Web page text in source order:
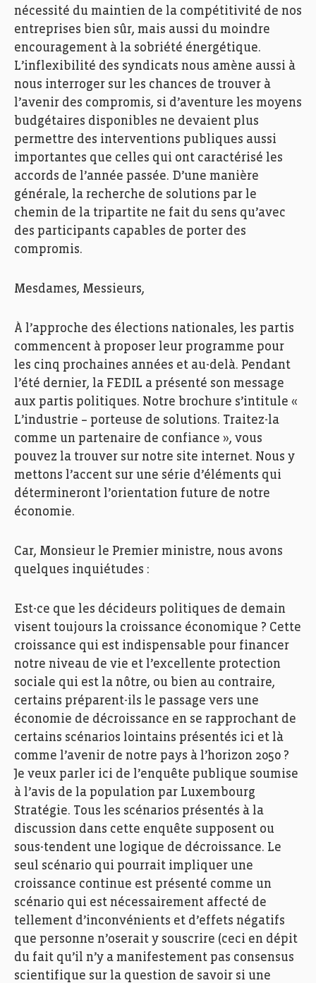
nécessité du maintien de la compétitivité de nos
entreprises bien sûr, mais aussi du moindre
encouragement à la sobriété énergétique.
L’inflexibilité des syndicats nous amène aussi à
nous interroger sur les chances de trouver à
l’avenir des compromis, si d’aventure les moyens
budgétaires disponibles ne devaient plus
permettre des interventions publiques aussi
importantes que celles qui ont caractérisé les
accords de l’année passée. D’une manière
générale, la recherche de solutions par le
chemin de la tripartite ne fait du sens qu’avec
des participants capables de porter des
compromis.
Mesdames, Messieurs,
À l’approche des élections nationales, les partis
commencent à proposer leur programme pour
les cinq prochaines années et au-delà. Pendant
l’été dernier, la FEDIL a présenté son message
aux partis politiques. Notre brochure s’intitule «
L’industrie – porteuse de solutions. Traitez-la
comme un partenaire de confiance », vous
pouvez la trouver sur notre site internet. Nous y
mettons l’accent sur une série d’éléments qui
détermineront l’orientation future de notre
économie.
Car, Monsieur le Premier ministre, nous avons
quelques inquiétudes :
Est-ce que les décideurs politiques de demain
visent toujours la croissance économique ? Cette
croissance qui est indispensable pour financer
notre niveau de vie et l’excellente protection
sociale qui est la nôtre, ou bien au contraire,
certains préparent-ils le passage vers une
économie de décroissance en se rapprochant de
certains scénarios lointains présentés ici et là
comme l’avenir de notre pays à l’horizon 2050 ?
Je veux parler ici de l’enquête publique soumise
à l’avis de la population par Luxembourg
Stratégie. Tous les scénarios présentés à la
discussion dans cette enquête supposent ou
sous-tendent une logique de décroissance. Le
seul scénario qui pourrait impliquer une
croissance continue est présenté comme un
scénario qui est nécessairement affecté de
tellement d’inconvénients et d’effets négatifs
que personne n’oserait y souscrire (ceci en dépit
du fait qu’il n’y a manifestement pas consensus
scientifique sur la question de savoir si une